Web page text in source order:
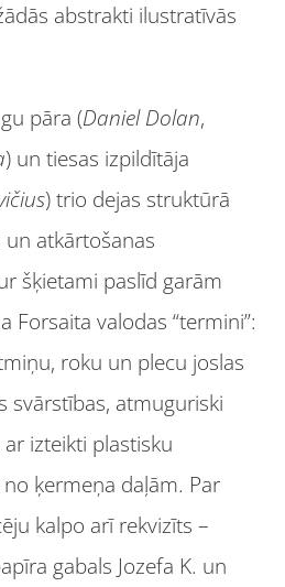
abstrakti ilustratīvās
pāra (Daniel Dolan,
) un tiesas izpildītāja
) trio dejas struktūrā
atkārtošanas
šķietami paslīd garām
Forsaita valodas “termini”:
roku un plecu joslas
svārstības, atmuguriski
izteikti plastisku
ķermeņa daļām. Par
kalpo arī rekvizīts –
gabals Jozefa K. un